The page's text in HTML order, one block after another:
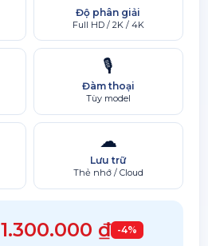
Độ phân giải
Full HD / 2K / 4K
🎙
Đàm thoại
Tùy model
☁
Lưu trữ
Thẻ nhớ / Cloud
1.300.000 ₫ -4%